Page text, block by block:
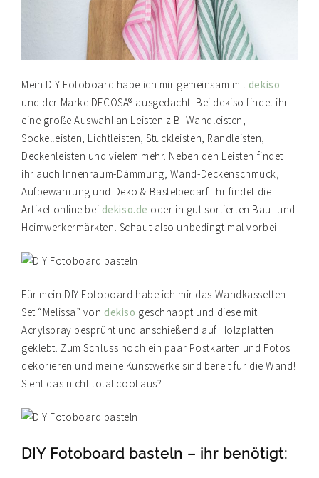
Mein DIY Fotoboard habe ich mir gemeinsam mit dekiso
und der Marke DECOSA® ausgedacht. Bei dekiso findet ihr
eine große Auswahl an Leisten z.B. Wandleisten,
Sockelleisten, Lichtleisten, Stuckleisten, Randleisten,
Deckenleisten und vielem mehr. Neben den Leisten findet
ihr auch Innenraum-Dämmung, Wand-Deckenschmuck,
Aufbewahrung und Deko & Bastelbedarf. Ihr findet die
Artikel online bei dekiso.de oder in gut sortierten Bau- und
Heimwerkermärkten. Schaut also unbedingt mal vorbei!
Für mein DIY Fotoboard habe ich mir das Wandkassetten-
Set “Melissa” von dekiso geschnappt und diese mit
Acrylspray besprüht und anschießend auf Holzplatten
geklebt. Zum Schluss noch ein paar Postkarten und Fotos
dekorieren und meine Kunstwerke sind bereit für die Wand!
Sieht das nicht total cool aus?
DIY Fotoboard basteln – ihr benötigt: